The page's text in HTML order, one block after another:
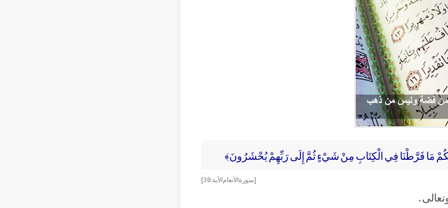
مَا فَرَّطْنَا فِي الْكِتَابِ مِنْ شَيْءٍ ثُمَّ إِلَى رَبِّهِمْ يُحْشَرُونَ﴾
[سورة الأنعام الآية: 38]
.